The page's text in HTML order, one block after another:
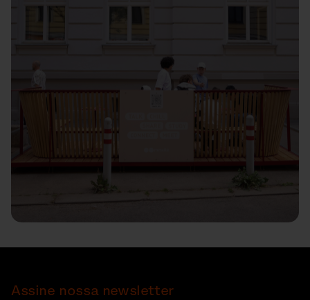
Assine nossa newsletter